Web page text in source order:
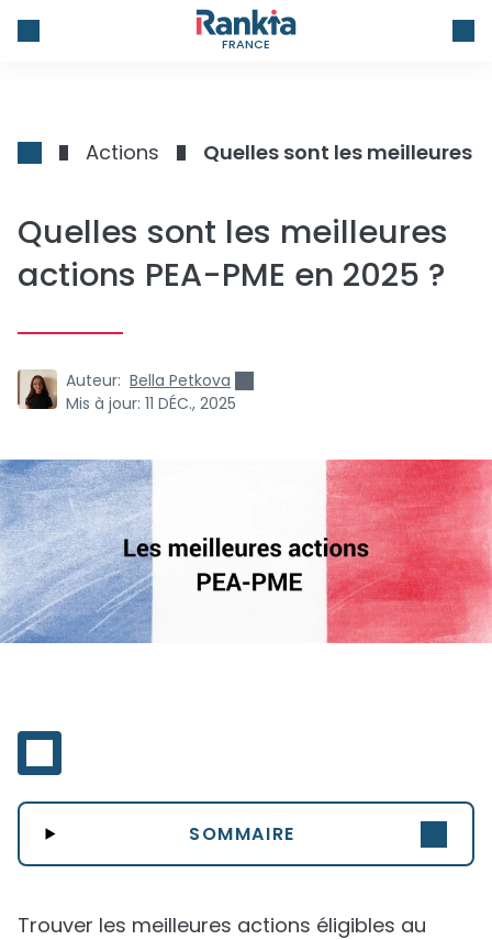
FRANCE
Actions Quelles sont les meilleures
Quelles sont les meilleures
actions PEA-PME en 2025 ?
Auteur: Bella Petkova
Mis à jour: 11 DÉC., 2025
SOMMAIRE
Trouver les meilleures actions éligibles au